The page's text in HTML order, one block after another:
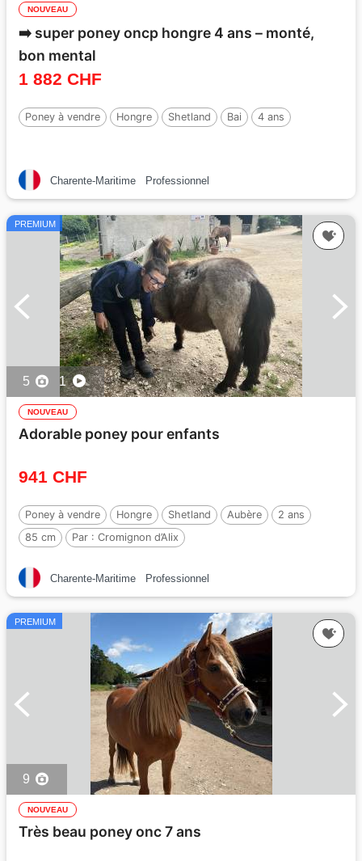
NOUVEAU
➡️ super poney oncp hongre 4 ans – monté,
bon mental
1 882 CHF
Poney à vendre Hongre Shetland Bai 4 ans
Charente-Maritime Professionnel
PREMIUM
5 1
NOUVEAU
Adorable poney pour enfants
941 CHF
Poney à vendre Hongre Shetland Aubère
2 ans
85 cm
Par : Cromignon d’Alix
Charente-Maritime Professionnel
PREMIUM
9
NOUVEAU
Très beau poney onc 7 ans